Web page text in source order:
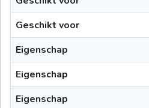
Geschikt voor
Eigenschap
Eigenschap
Eigenschap